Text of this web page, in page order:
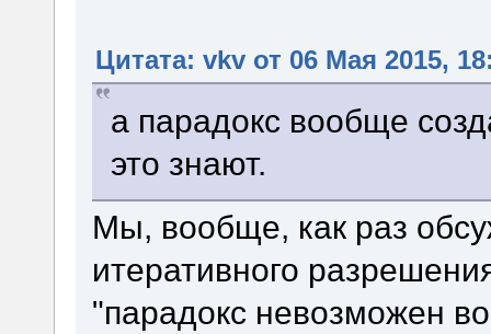
Цитата: vkv от 06 Мая 2015,
а парадокс вообще
это знают.
Мы, вообще, как раз
итеративного
"парадокс невозможен